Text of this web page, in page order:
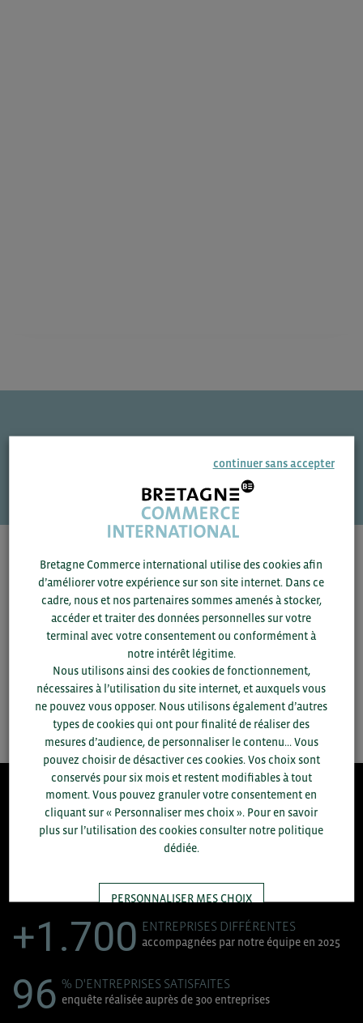
VOS CONTACTS
Pour voir les contacts, merci de renseigner votre
département et votre secteur
ou connectez-vous.
SAUVEGARDER
8.300
ACCOMPAGNEMENTS RÉALISÉS EN 2025
+1.700 ENTREPRISES DIFFÉRENTES
accompagnées par notre équipe en 2025
96 % D'ENTREPRISES SATISFAITES
enquête réalisée auprès de 300 entreprises
continuer sans accepter
Bretagne Commerce international utilise des cookies afin
d’améliorer votre expérience sur son site internet. Dans ce
cadre, nous et nos partenaires sommes amenés à stocker,
accéder et traiter des données personnelles sur votre
terminal avec votre consentement ou conformément à
notre intérêt légitime.
Nous utilisons ainsi des cookies de fonctionnement,
nécessaires à l’utilisation du site internet, et auxquels vous
ne pouvez vous opposer. Nous utilisons également d’autres
types de cookies qui ont pour finalité de réaliser des
mesures d’audience, de personnaliser le contenu... Vous
pouvez choisir de désactiver ces cookies. Vos choix sont
conservés pour six mois et restent modifiables à tout
moment. Vous pouvez granuler votre consentement en
cliquant sur « Personnaliser mes choix ». Pour en savoir
plus sur l’utilisation des cookies consulter notre politique
dédiée.
PERSONNALISER MES CHOIX
TOUT ACCEPTER